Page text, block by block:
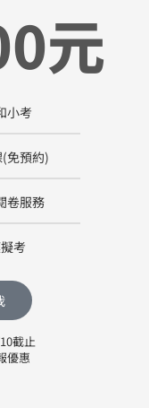
元
小考
免預約)
卷服務
考
截止
優惠